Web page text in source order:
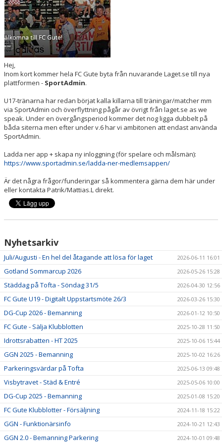
Hej,
Inom kort kommer hela FC Gute byta från nuvarande Laget.se till nya
plattformen - SportAdmin.
U17-tränarna har redan börjat kalla killarna till träningar/matcher mm
via SportAdmin och överflyttning pågår av övrigt från laget.se as we
speak. Under en övergångsperiod kommer det nog ligga dubbelt på
båda siterna men efter under v.6 har vi ambitonen att endast använda
SportAdmin.
Ladda ner app + skapa ny inloggning (för spelare och målsmän):
https://www.sportadmin.se/ladda-ner-medlemsappen/
Är det några frågor/funderingar så kommentera gärna dem här under
eller kontakta Patrik/Mattias.L direkt.
Nyhetsarkiv
Juli/Augusti - En hel del åtagande att lösa för laget 2026-06-11 16:01
Gotland Sommarcup 2026 2026-05-26 15:28
Städdag på Tofta - Söndag 31/5 2026-04-30 12:56
FC Gute U19 - Digitalt Uppstartsmöte 26/3 2026-03-26 15:30
DG-Cup 2026 - Bemanning 2026-01-12 10:50
FC Gute - Sälja Klubblotten 2025-10-28 11:50
Idrottsrabatten - HT 2025 2025-10-06 15:44
GGN 2025 - Bemanning 2025-10-02 16:26
Parkeringsvärdar på Tofta 2025-06-13 09:48
Visbytravet - Städ & Entré 2025-05-06 10:00
DG-Cup 2025 - Bemanning 2025-01-08 15:20
FC Gute Klubblotter - Försäljning 2024-11-18 15:22
GGN - Funktionärsinfo 2024-10-21 12:43
GGN 2.0 - Bemanning Parkering 2024-10-01 09:48